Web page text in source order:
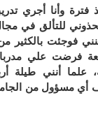
فترة وأنا أجري
للتألق في
فوجئت بالكثير
فرضت علي
علما أنني طيلة
أي مسؤول من